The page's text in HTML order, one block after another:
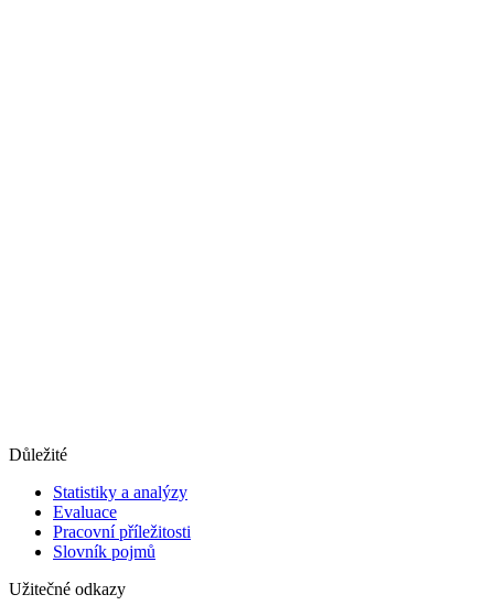
Důležité
Statistiky a analýzy
Evaluace
Pracovní příležitosti
Slovník pojmů
Užitečné odkazy